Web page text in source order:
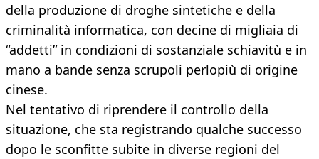
della produzione di droghe sintetiche e della
criminalità informatica, con decine di migliaia di
“addetti” in condizioni di sostanziale schiavitù e in
mano a bande senza scrupoli perlopiù di origine
cinese.
Nel tentativo di riprendere il controllo della
situazione, che sta registrando qualche successo
dopo le sconfitte subite in diverse regioni del